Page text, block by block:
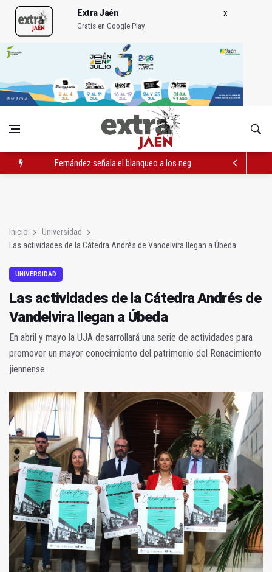
Extra Jaén
Gratis en Google Play
Fernández señala el blanqueo a los negacionistas de la
Inicio
Universidad
Las actividades de la Cátedra Andrés de Vandelvira llegan a Úbeda
UNIVERSIDAD
Las actividades de la Cátedra Andrés de
Vandelvira llegan a Úbeda
En abril y mayo la UJA desarrollará una serie de actividades para
promover un mayor conocimiento del patrimonio del Renacimiento
jiennense